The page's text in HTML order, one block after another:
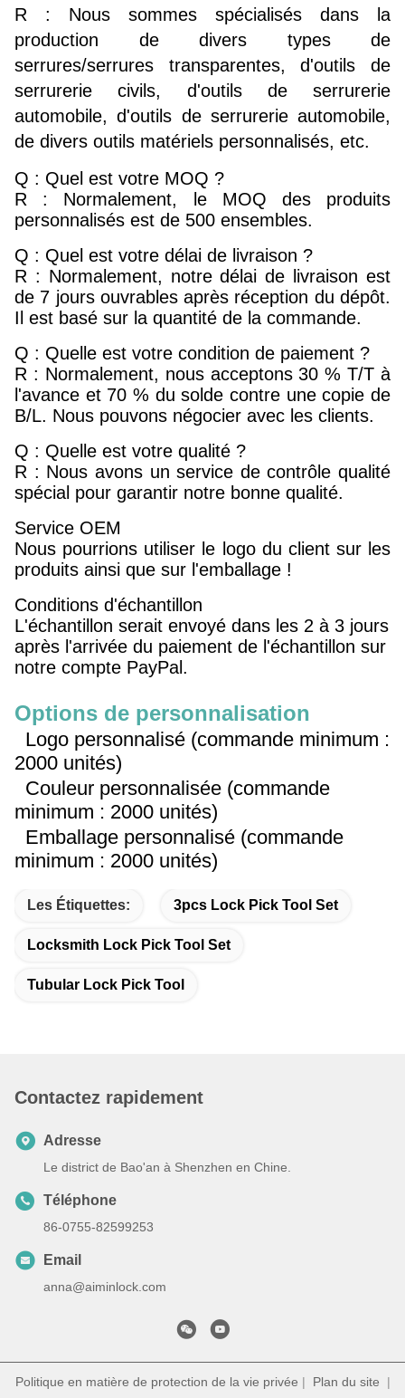
R : Nous sommes spécialisés dans la
production de divers types de
serrures/serrures transparentes, d'outils de
serrurerie civils, d'outils de serrurerie
automobile, d'outils de serrurerie automobile,
de divers outils matériels personnalisés, etc.
Q : Quel est votre MOQ ?
R : Normalement, le MOQ des produits
personnalisés est de 500 ensembles.
Q : Quel est votre délai de livraison ?
R : Normalement, notre délai de livraison est
de 7 jours ouvrables après réception du dépôt.
Il est basé sur la quantité de la commande.
Q : Quelle est votre condition de paiement ?
R : Normalement, nous acceptons 30 % T/T à
l'avance et 70 % du solde contre une copie de
B/L. Nous pouvons négocier avec les clients.
Q : Quelle est votre qualité ?
R : Nous avons un service de contrôle qualité
spécial pour garantir notre bonne qualité.
Service OEM
Nous pourrions utiliser le logo du client sur les
produits ainsi que sur l'emballage !
Conditions d'échantillon
L'échantillon serait envoyé dans les 2 à 3 jours
après l'arrivée du paiement de l'échantillon sur
notre compte PayPal.
Options de personnalisation
Logo personnalisé (commande minimum :
2000 unités)
Couleur personnalisée (commande
minimum : 2000 unités)
Emballage personnalisé (commande
minimum : 2000 unités)
Les Étiquettes: 3pcs Lock Pick Tool Set
Locksmith Lock Pick Tool Set
Tubular Lock Pick Tool
Contactez rapidement
Adresse
Le district de Bao'an à Shenzhen en Chine.
Téléphone
86-0755-82599253
Email
anna@aiminlock.com
Politique en matière de protection de la vie privée | Plan du site |